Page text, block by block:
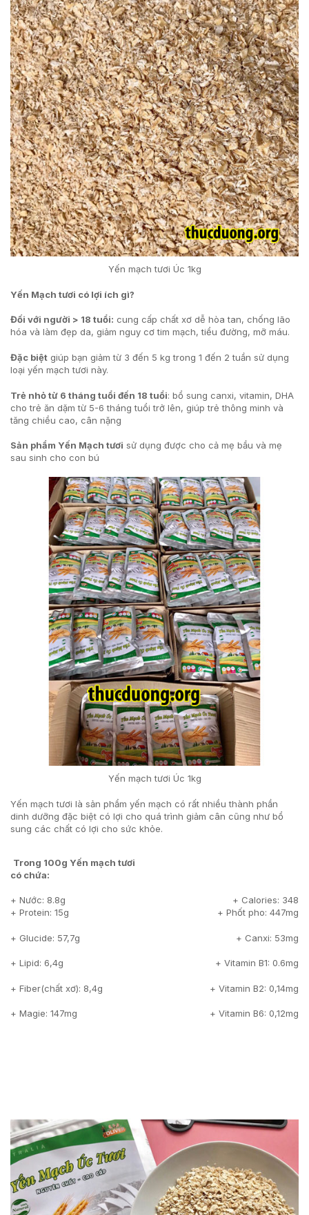
Yến mạch tươi Úc 1kg
Yến Mạch tươi có lợi ích gì?
Đối với người > 18 tuổi: cung cấp chất xơ dễ hòa tan, chống lão
hóa và làm đẹp da, giảm nguy cơ tim mạch, tiểu đường, mỡ máu.
Đặc biệt giúp bạn giảm từ 3 đến 5 kg trong 1 đến 2 tuần sử dụng
loại yến mạch tươi này.
Trẻ nhỏ từ 6 tháng tuổi đến 18 tuổi: bổ sung canxi, vitamin, DHA
cho trẻ ăn dặm từ 5-6 tháng tuổi trở lên, giúp trẻ thông minh và
tăng chiều cao, cân nặng
Sản phẩm Yến Mạch tươi sử dụng được cho cả mẹ bầu và mẹ
sau sinh cho con bú
Yến mạch tươi Úc 1kg
Yến mạch tươi là sản phẩm yến mạch có rất nhiều thành phần
dinh dưỡng đặc biệt có lợi cho quá trình giảm cân cũng như bổ
sung các chất có lợi cho sức khỏe.
Trong 100g Yến mạch tươi
có chứa:
+ Nước: 8.8g
+ Protein: 15g
+ Glucide: 57,7g
+ Lipid: 6,4g
+ Fiber(chất xơ): 8,4g
+ Magie: 147mg
+ Calories: 348
+ Phốt pho: 447mg
+ Canxi: 53mg
+ Vitamin B1: 0.6mg
+ Vitamin B2: 0,14mg
+ Vitamin B6: 0,12mg